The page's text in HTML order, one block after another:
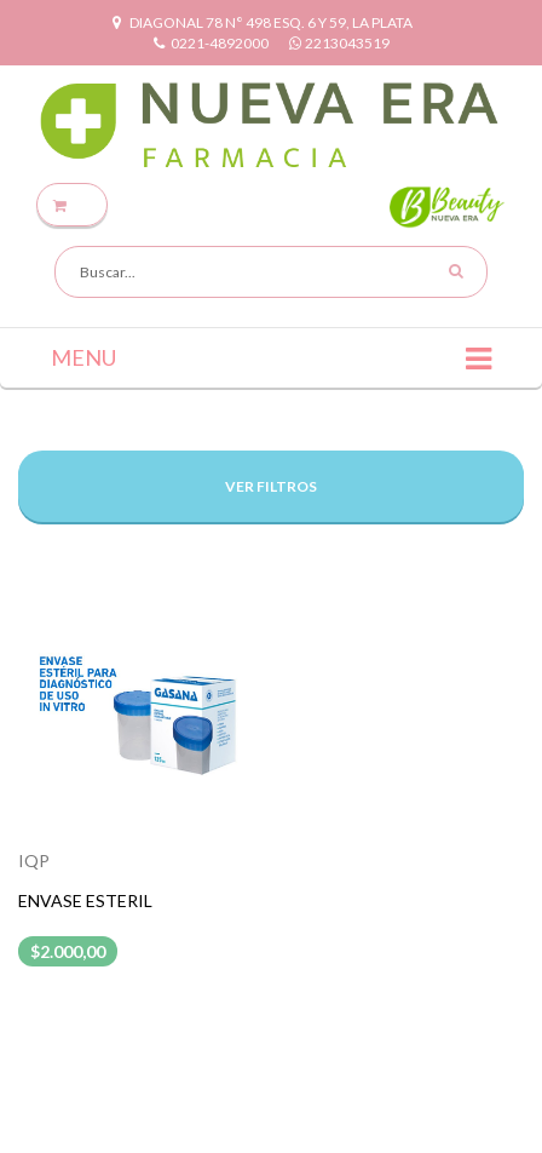
DIAGONAL 78 N° 498 ESQ. 6 Y 59, LA PLATA
0221-4892000
2213043519
MENU
VER FILTROS
IQP
ENVASE ESTERIL
$2.000,00